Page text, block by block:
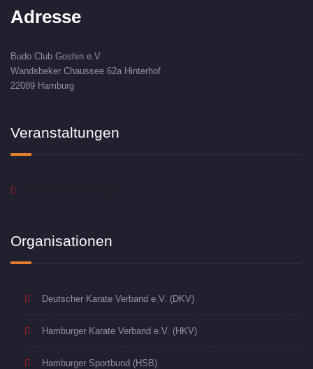
Adresse
Budo Club Goshin e.V
Wandsbeker Chaussee 62a Hinterhof
22089 Hamburg
Veranstaltungen
Organisationen
Deutscher Karate Verband e.V. (DKV)
Hamburger Karate Verband e.V. (HKV)
Hamburger Sportbund (HSB)